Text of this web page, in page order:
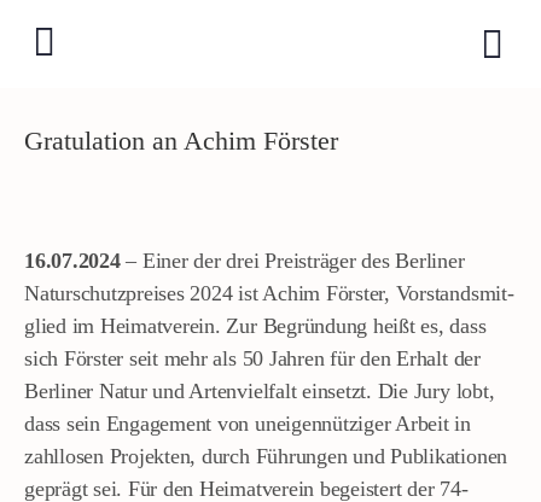
Gratulation an Achim Förster
16.07.2024– Einer der drei Preisträger des Berliner
Naturschutzpreises 2024 ist Achim Förster, Vorstandsmit­­
glied im Heimatverein. Zur Begründung heißt es, dass
sich Förster seit mehr als 50 Jahren für den Erhalt der
Berliner Natur und Artenvielfalt einsetzt. Die Jury lobt,
dass sein Engagement von uneigennütziger Arbeit in
zahllosen Projekten, durch Führungen und Publikationen
geprägt sei. Für den Heimatverein begeistert der 74-